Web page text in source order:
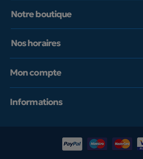
Notre boutique
Nos horaires
Mon compte
Informations